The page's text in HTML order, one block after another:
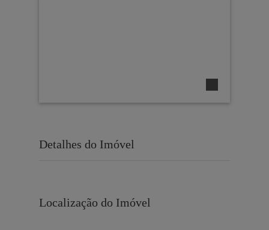
Detalhes do Imóvel
Localização do Imóvel